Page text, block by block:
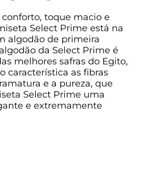
conforto, toque macio e
Select Prime está na
algodão de primeira
da Select Prime é
melhores safras do Egito,
característica as fibras
e a pureza, que
Select Prime uma
e extremamente